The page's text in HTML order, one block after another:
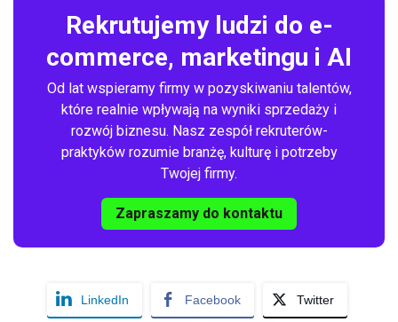
Rekrutujemy ludzi do e-
commerce, marketingu i AI
Od lat wspieramy firmy w pozyskiwaniu talentów,
które realnie wpływają na wyniki sprzedaży i
rozwój biznesu. Nasz zespół rekruterów-
praktyków rozumie branżę, kulturę i potrzeby
Twojej firmy.
Zapraszamy do kontaktu
LinkedIn Facebook Twitter